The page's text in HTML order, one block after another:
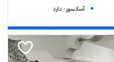
آسانسور: دارد